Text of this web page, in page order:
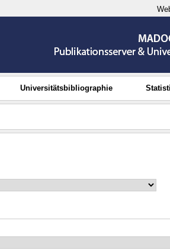
Universitätsbibliographie